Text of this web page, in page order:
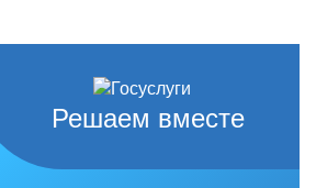
Решаем вместе